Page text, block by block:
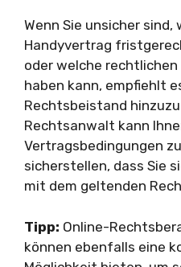
Wenn Sie unsicher sind,
Handyvertrag
oder welche rechtlichen
haben kann, empfiehlt
Rechtsbeistand
Rechtsanwalt kann
Vertragsbedingungen
sicherstellen, dass Sie
mit dem geltenden
Tipp: Online-
können ebenfalls eine